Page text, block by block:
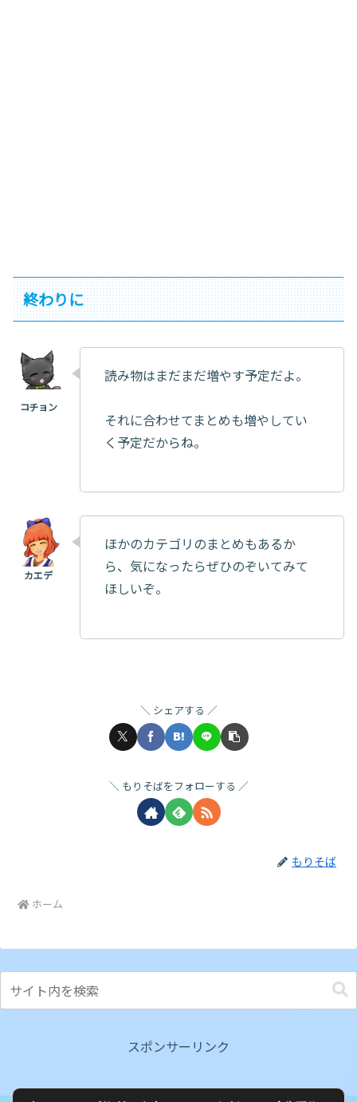
終わりに
読み物はまだまだ増やす予定だよ。
それに合わせてまとめも増やしてい
く予定だからね。
ほかのカテゴリのまとめもあるか
ら、気になったらぜひのぞいてみて
ほしいぞ。
シェアする
もりそばをフォローする
もりそば
ホーム
スポンサーリンク